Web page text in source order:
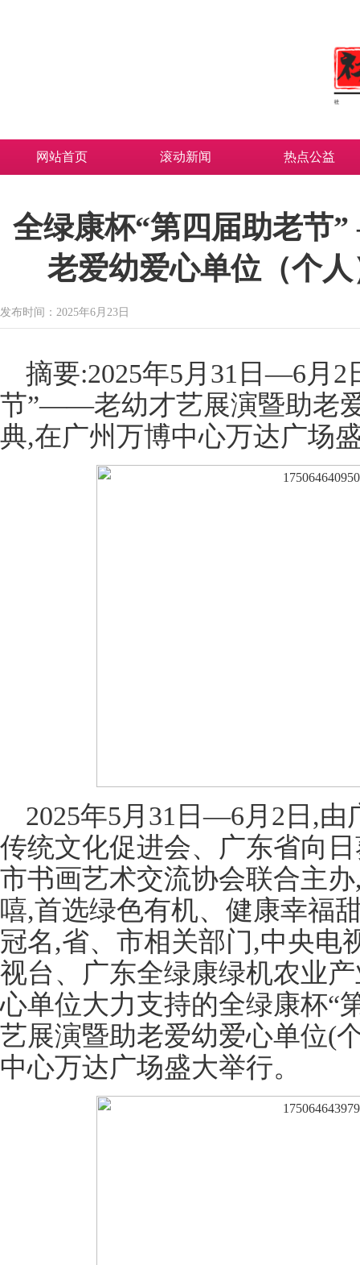
网站首页 滚动新闻 热点公益
全绿康杯“第四届助老
老爱幼爱心单位（个
发布时间：2025年6月23日
摘要:2025年5月31日—6月2
节”——老幼才艺展演暨助老
典,在广州万博中心万达广场
2025年5月31日—6月2日,
传统文化促进会、广东省向
市书画艺术交流协会联合主
嘻,首选绿色有机、健康幸福
冠名,省、市相关部门,中央电
视台、广东全绿康绿机农业
心单位大力支持的全绿康杯
艺展演暨助老爱幼爱心单位(
中心万达广场盛大举行。